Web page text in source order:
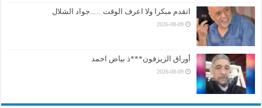
اتقدم مبكرا ولا اعرف الوقت …..جواد الشلال
2026-08-09
أوراق الزيزفون***ذ بياض احمد
2026-08-09